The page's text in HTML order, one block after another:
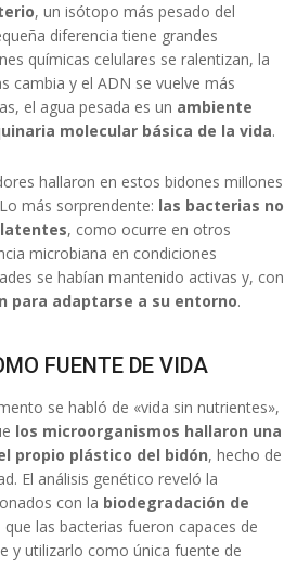
, un isótopo más pesado del
diferencia tiene grandes
químicas celulares se ralentizan, la
cambia y el ADN se vuelve más
el agua pesada es un ambiente
molecular básica de la vida.
hallaron en estos bidones millones
más sorprendente: las bacterias no
, como ocurre en otros
microbiana en condiciones
se habían mantenido activas y, con
para adaptarse a su entorno.
FUENTE DE VIDA
se habló de «vida sin nutrientes»,
los microorganismos hallaron una
propio plástico del bidón, hecho de
El análisis genético reveló la
con la biodegradación de
que las bacterias fueron capaces de
y utilizarlo como única fuente de